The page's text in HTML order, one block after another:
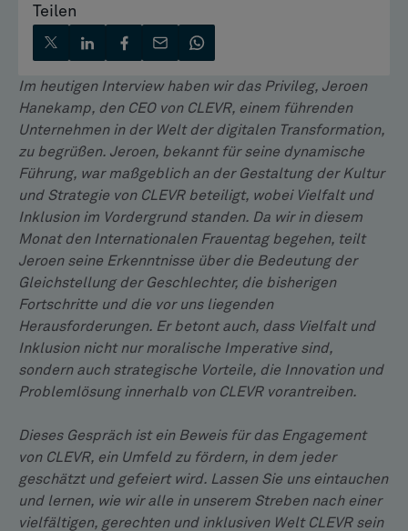
Teilen
Im heutigen Interview haben wir das Privileg, Jeroen
Hanekamp, den CEO von CLEVR, einem führenden
Unternehmen in der Welt der digitalen Transformation,
zu begrüßen. Jeroen, bekannt für seine dynamische
Führung, war maßgeblich an der Gestaltung der Kultur
und Strategie von CLEVR beteiligt, wobei Vielfalt und
Inklusion im Vordergrund standen. Da wir in diesem
Monat den Internationalen Frauentag begehen, teilt
Jeroen seine Erkenntnisse über die Bedeutung der
Gleichstellung der Geschlechter, die bisherigen
Fortschritte und die vor uns liegenden
Herausforderungen. Er betont auch, dass Vielfalt und
Inklusion nicht nur moralische Imperative sind,
sondern auch strategische Vorteile, die Innovation und
Problemlösung innerhalb von CLEVR vorantreiben.
Dieses Gespräch ist ein Beweis für das Engagement
von CLEVR, ein Umfeld zu fördern, in dem jeder
geschätzt und gefeiert wird. Lassen Sie uns eintauchen
und lernen, wie wir alle in unserem Streben nach einer
vielfältigen, gerechten und inklusiven Welt CLEVR sein